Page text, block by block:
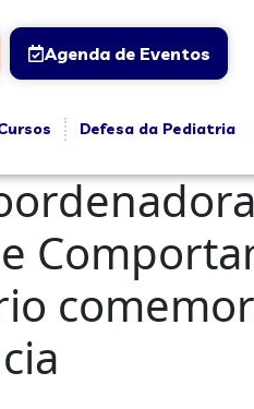
Agenda de Eventos
Defesa da Pediatria